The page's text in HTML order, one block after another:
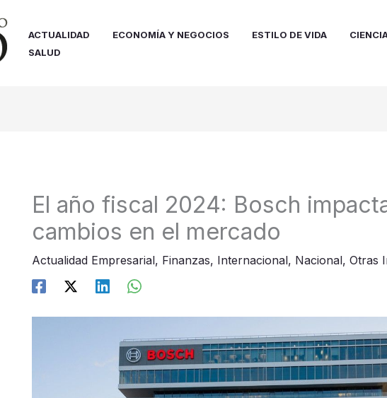
ACTUALIDAD ECONOMÍA Y NEGOCIOS ESTILO DE VIDA
SALUD
El año fiscal 2024: Bosch
cambios en el mercado
Actualidad Empresarial, Finanzas, Internacional, Nacional, Otras